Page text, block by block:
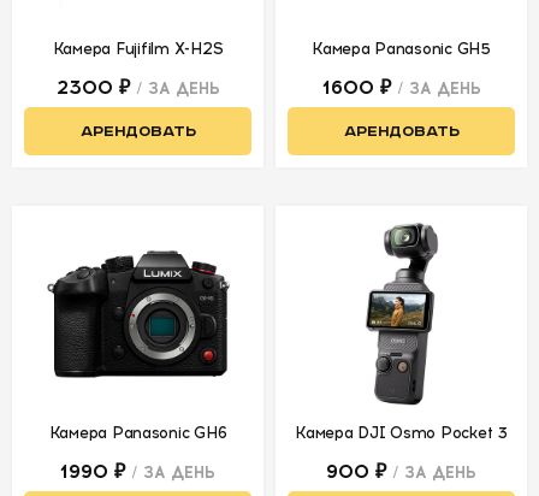
Камера Fujifilm X-H2S
2300 ₽ / ЗА ДЕНЬ
АРЕНДОВАТЬ
Камера Panasonic GH5
1600 ₽ / ЗА ДЕНЬ
АРЕНДОВАТЬ
Камера Panasonic GH6
1990 ₽ / ЗА ДЕНЬ
Камера DJI Osmo Pocket 3
900 ₽ / ЗА ДЕНЬ